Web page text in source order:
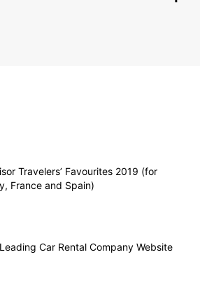
Travelers’ Favourites 2019 (for
France and Spain)
Car Rental Company Website